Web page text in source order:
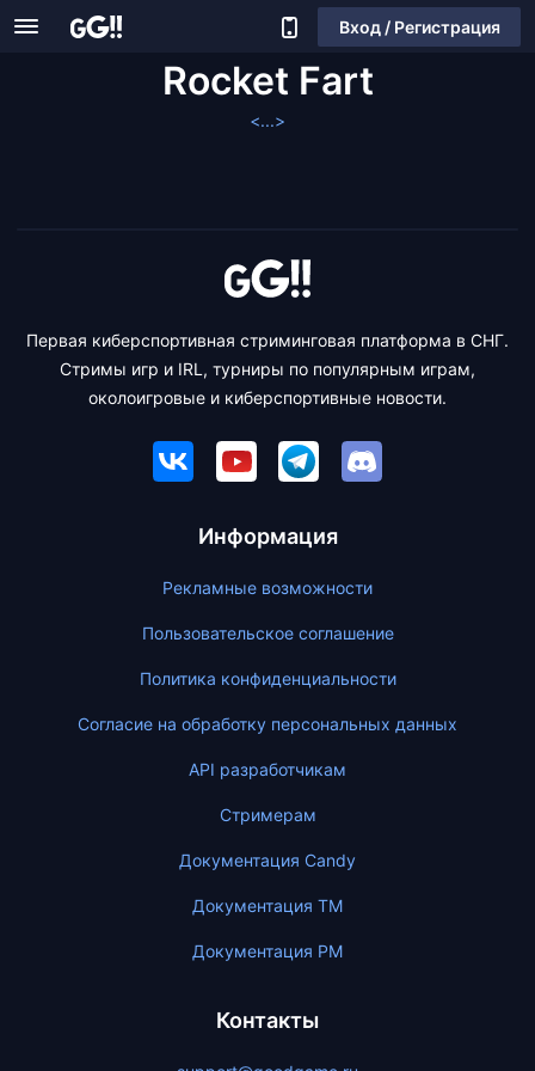
Вход / Регистрация
Rocket Fart
<...>
Первая киберспортивная стриминговая платформа в СНГ.
Стримы игр и IRL, турниры по популярным играм,
околоигровые и киберспортивные новости.
Информация
Рекламные возможности
Пользовательское соглашение
Политика конфиденциальности
Согласие на обработку персональных данных
API разработчикам
Стримерам
Документация Candy
Документация ТМ
Документация PM
Контакты